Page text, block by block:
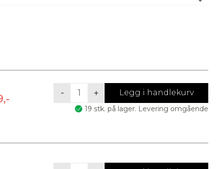
19 stk. på lager. Levering omgående
-
28,8W
+ Legg i handlekurv